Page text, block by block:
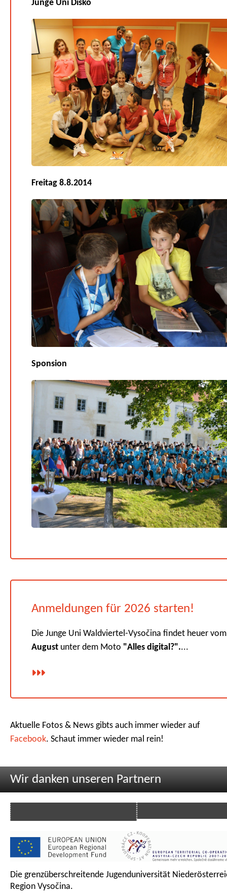
Junge Uni Disko
Freitag 8.8.2014
Sponsion
Anmeldungen für 2026 starten!
Die Junge Uni Waldviertel-Vysočina findet heuer
August unter dem Moto "Alles digital?"....
Aktuelle Fotos & News gibts auch immer wieder auf
Facebook. Schaut immer wieder mal rein!
Wir danken unseren Partnern
Die grenzüberschreitende Jugenduniversität
Region Vysočina.